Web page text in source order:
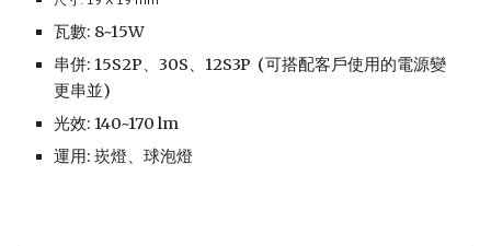
瓦數: 8~15W
串併: 15S2P、30S、12S3P (可搭配客戶使用的電源變
更串並)
光效: 140~170 lm
運用: 崁燈、球泡燈